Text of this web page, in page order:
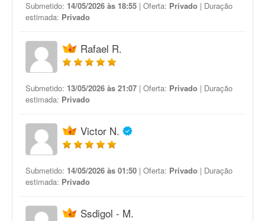
Submetido: 14/05/2026 às 18:55 | Oferta: Privado | Duração
estimada: Privado
Rafael R.
Submetido: 13/05/2026 às 21:07 | Oferta: Privado | Duração
estimada: Privado
Victor N.
Submetido: 14/05/2026 às 01:50 | Oferta: Privado | Duração
estimada: Privado
Ssdigol - M.